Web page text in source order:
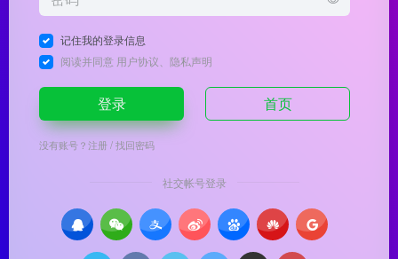
记住我的登录信息
阅读并同意 用户协议 隐私声明
登录 首页
没有账号？注册/找回密码
社交帐号登录